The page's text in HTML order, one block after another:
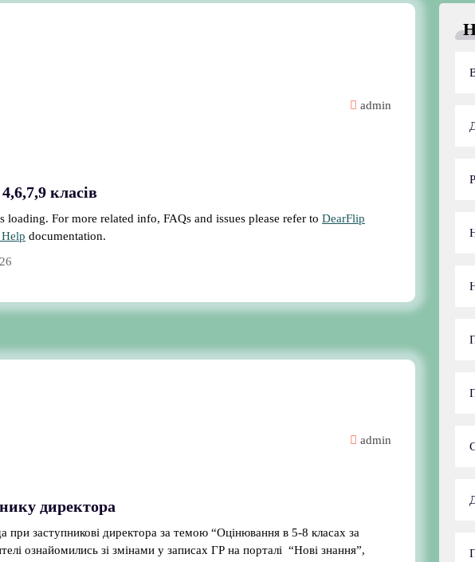
admin
класів
For more related info, FAQs and issues please refer to DearFlip
documentation.
admin
директора
при заступникові директора за темою “Оцінювання в 5-8 класах за
ознайомились зі змінами у записах ГР на порталі “Нові знання”,